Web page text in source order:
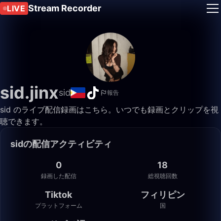
LIVE Stream Recorder
sid.jinxsid 報告
sid のライブ配信録画はこちら。いつでも録画とクリップを視
聴できます。
sidの配信アクティビティ
0
録画した配信
18
総視聴回数
Tiktok
プラットフォーム
フィリピン
国